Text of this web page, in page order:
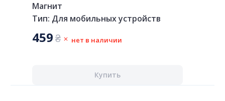
Магнит
Тип: Для мобильных устройств
459₴ нет в наличии
Купить